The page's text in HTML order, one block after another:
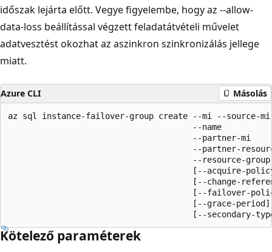
időszak lejárta előtt. Vegye figyelembe, hogy az --allow-
data-loss beállítással végzett feladatátvételi művelet
adatvesztést okozhat az aszinkron szinkronizálás jellege
miatt.
Azure CLI Másolás
az sql instance-failover-group create --mi --source-mi
                                      --name
                                      --partner-mi
--partner-
                                      --resource-group
[--acquire-
[--change-
[--failover-
                                      [--grace-period]
[--secondary-
Kötelező paraméterek